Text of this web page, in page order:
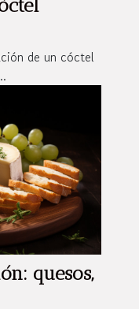
de un cóctel
quesos,